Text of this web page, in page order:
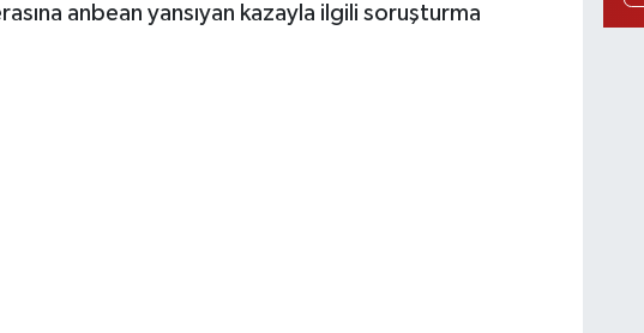
anbean yansıyan kazayla ilgili soruşturma